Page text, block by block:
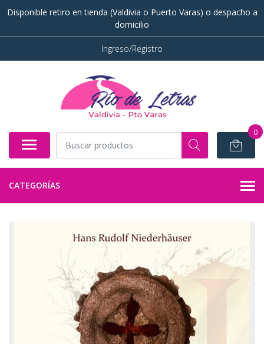
Disponible retiro en tienda (Valdivia o Puerto Varas) o despacho a
domicilio
Ingreso/Registro
0
CATEGORÍAS